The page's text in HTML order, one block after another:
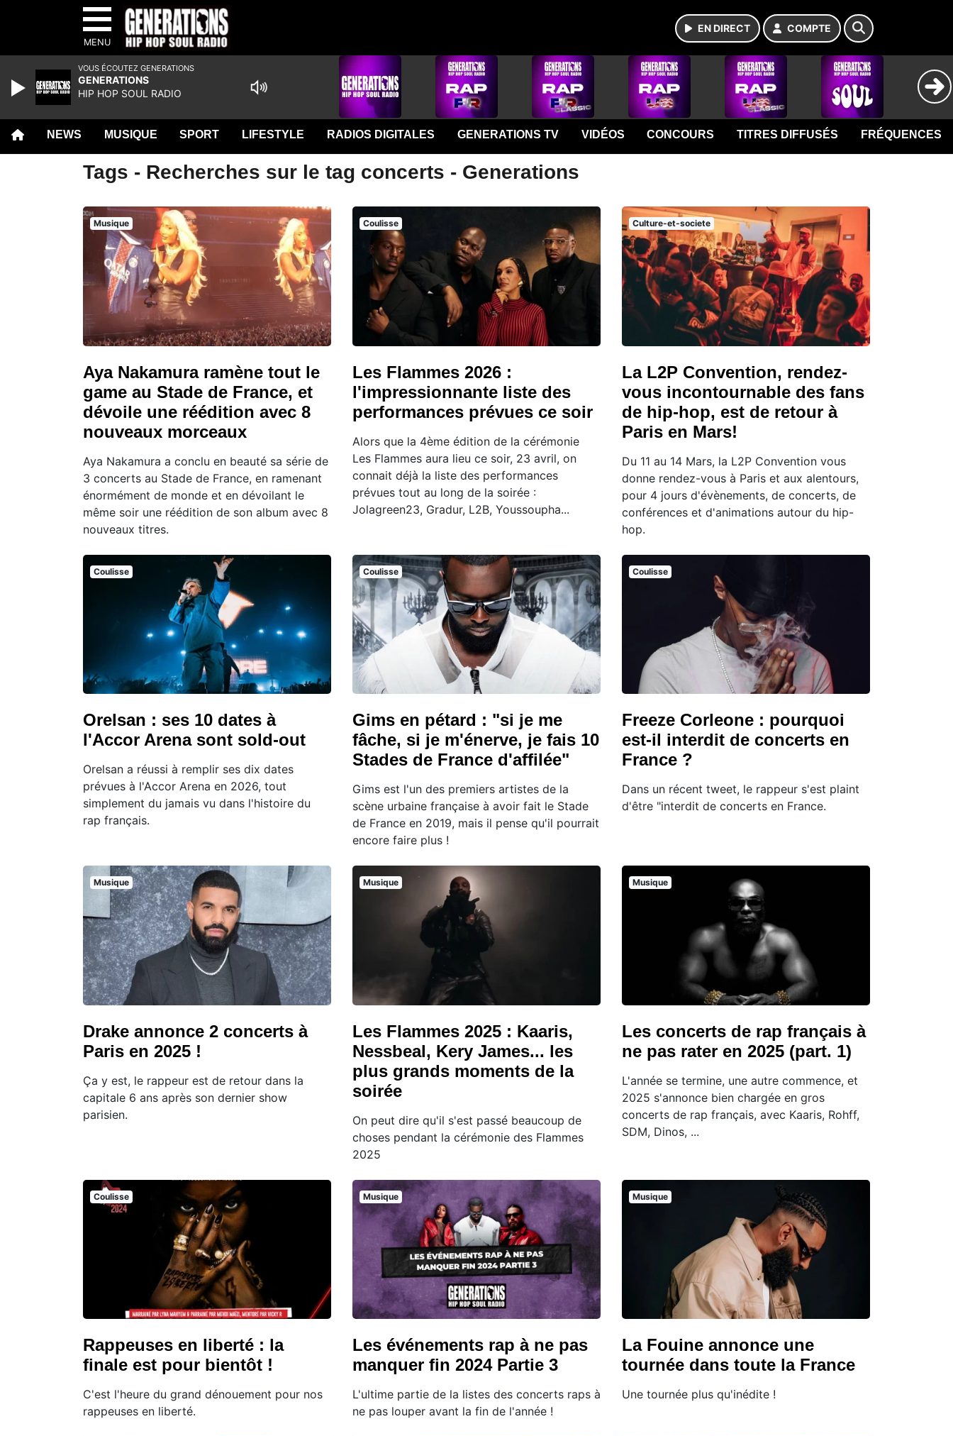
MENU
EN DIRECT COMPTE
NEWS MUSIQUE SPORT LIFESTYLE RADIOS DIGITALES GENERATIONS TV VIDÉOS CONCOURS TITRES DIFFUSÉS FRÉQUENCES
Tags - Recherches sur le tag concerts - Generations
Musique
Aya Nakamura ramène tout le
game au Stade de France, et
dévoile une réédition avec 8
nouveaux morceaux
Aya Nakamura a conclu en beauté sa série de
3 concerts au Stade de France, en ramenant
énormément de monde et en dévoilant le
même soir une réédition de son album avec 8
nouveaux titres.
Coulisse
Les Flammes 2026 :
l'impressionnante liste des
performances prévues ce soir
Alors que la 4ème édition de la cérémonie
Les Flammes aura lieu ce soir, 23 avril, on
connait déjà la liste des performances
prévues tout au long de la soirée :
Jolagreen23, Gradur, L2B, Youssoupha...
Culture-et-societe
La L2P Convention, rendez-
vous incontournable des fans
de hip-hop, est de retour à
Paris en Mars!
Du 11 au 14 Mars, la L2P Convention vous
donne rendez-vous à Paris et aux alentours,
pour 4 jours d'évènements, de concerts, de
conférences et d'animations autour du hip-
hop.
Coulisse
Orelsan : ses 10 dates à
l'Accor Arena sont sold-out
Orelsan a réussi à remplir ses dix dates
prévues à l'Accor Arena en 2026, tout
simplement du jamais vu dans l'histoire du
rap français.
Coulisse
Gims en pétard : "si je me
fâche, si je m'énerve, je fais 10
Stades de France d'affilée"
Gims est l'un des premiers artistes de la
scène urbaine française à avoir fait le Stade
de France en 2019, mais il pense qu'il pourrait
encore faire plus !
Coulisse
Freeze Corleone : pourquoi
est-il interdit de concerts en
France ?
Dans un récent tweet, le rappeur s'est plaint
d'être "interdit de concerts en France.
Musique
Drake annonce 2 concerts à
Paris en 2025 !
Ça y est, le rappeur est de retour dans la
capitale 6 ans après son dernier show
parisien.
Musique
Les Flammes 2025 : Kaaris,
Nessbeal, Kery James... les
plus grands moments de la
soirée
On peut dire qu'il s'est passé beaucoup de
choses pendant la cérémonie des Flammes
2025
Musique
Les concerts de rap français à
ne pas rater en 2025 (part. 1)
L'année se termine, une autre commence, et
2025 s'annonce bien chargée en gros
concerts de rap français, avec Kaaris, Rohff,
SDM, Dinos, ...
Coulisse
Rappeuses en liberté : la
finale est pour bientôt !
C'est l'heure du grand dénouement pour nos
rappeuses en liberté.
Musique
Les événements rap à ne pas
manquer fin 2024 Partie 3
L'ultime partie de la listes des concerts raps à
ne pas louper avant la fin de l'année !
Musique
La Fouine annonce une
tournée dans toute la France
Une tournée plus qu'inédite !
VOUS ÉCOUTEZ GENERATIONS
GENERATIONS
HIP HOP SOUL RADIO